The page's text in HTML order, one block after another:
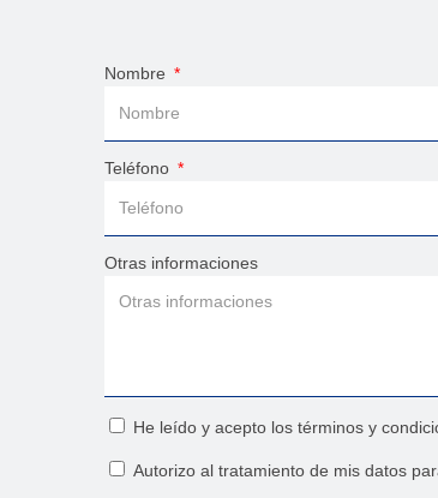
Nombre
Teléfono
Otras informaciones
He leído y acepto los términos y
Autorizo al tratamiento de mis datos